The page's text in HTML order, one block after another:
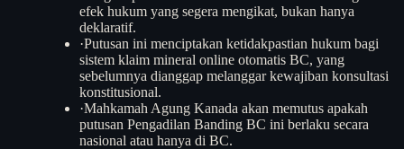
efek hukum yang segera mengikat, bukan hanya
deklaratif.
·Putusan ini menciptakan ketidakpastian hukum bagi
sistem klaim mineral online otomatis BC, yang
sebelumnya dianggap melanggar kewajiban konsultasi
konstitusional.
·Mahkamah Agung Kanada akan memutus apakah
putusan Pengadilan Banding BC ini berlaku secara
nasional atau hanya di BC.